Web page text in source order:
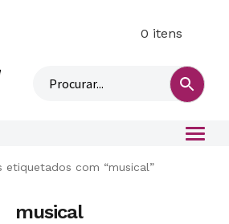
n
0 itens
etiquetados com “musical”
musical